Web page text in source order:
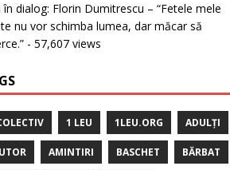
în dialog: Florin Dumitrescu – “Fetele mele
nu vor schimba lumea, dar măcar să
- 57,607 views
1 LEU 1LEU.ORG ADULȚI
AMINTIRI BASCHET BĂRBAT